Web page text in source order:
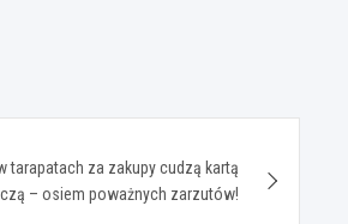
tarapatach za zakupy cudzą kartą
– osiem poważnych zarzutów!